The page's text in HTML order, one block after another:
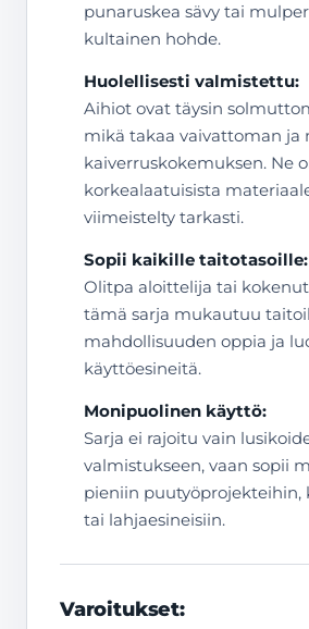
punaruskea sävy tai
kultainen hohde.
Huolellisesti valmistettu:
Aihiot ovat täysin
mikä takaa vaivattoman ja
kaiverruskokemuksen. Ne
korkealaatuisista
viimeistelty tarkasti.
Sopii kaikille taitotasoille:
Olitpa aloittelija tai
tämä sarja mukautuu
mahdollisuuden oppia ja
käyttöesineitä.
Monipuolinen käyttö:
Sarja ei rajoitu vain
valmistukseen, vaan sopii
pieniin puutyöprojekteihin,
tai lahjaesineisiin.
Varoitukset: